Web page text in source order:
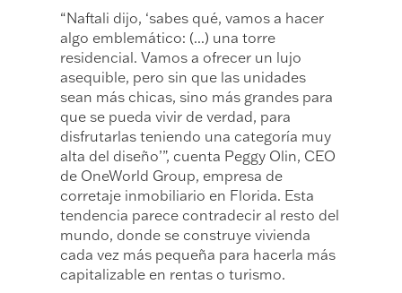
“Naftali dijo, ‘sabes qué, vamos a hacer
algo emblemático: (...) una torre
residencial. Vamos a ofrecer un lujo
asequible, pero sin que las unidades
sean más chicas, sino más grandes para
que se pueda vivir de verdad, para
disfrutarlas teniendo una categoría muy
alta del diseño’”, cuenta Peggy Olin, CEO
de OneWorld Group, empresa de
corretaje inmobiliario en Florida. Esta
tendencia parece contradecir al resto del
mundo, donde se construye vivienda
cada vez más pequeña para hacerla más
capitalizable en rentas o turismo.